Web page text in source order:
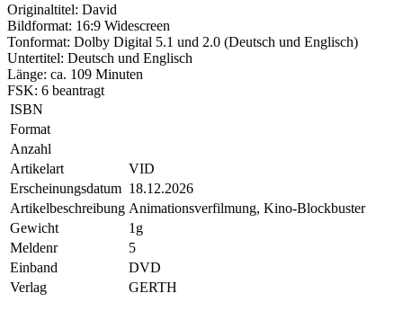
Originaltitel: David
Bildformat: 16:9 Widescreen
Tonformat: Dolby Digital 5.1 und 2.0 (Deutsch und Englisch)
Untertitel: Deutsch und Englisch
Länge: ca. 109 Minuten
FSK: 6 beantragt
ISBN
Format
Anzahl
Artikelart
VID
Erscheinungsdatum 18.12.2026
Artikelbeschreibung Animationsverfilmung, Kino-Blockbuster
Gewicht
1g
Meldenr
5
Einband
DVD
Verlag
GERTH